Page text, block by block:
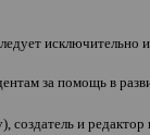
исключительно
за помощь в
), создатель и редактор